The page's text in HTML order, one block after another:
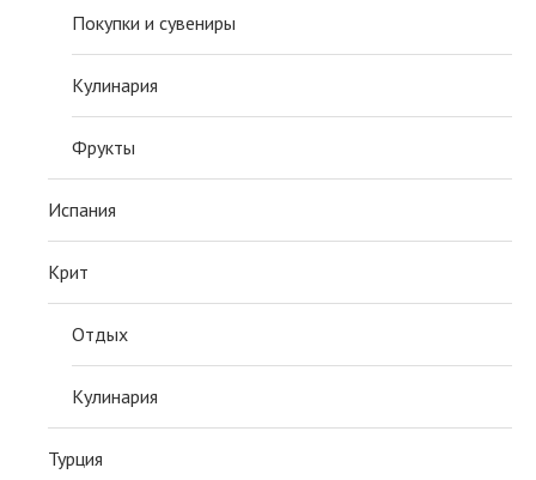
Покупки и сувениры
Кулинария
Фрукты
Испания
Крит
Отдых
Кулинария
Турция